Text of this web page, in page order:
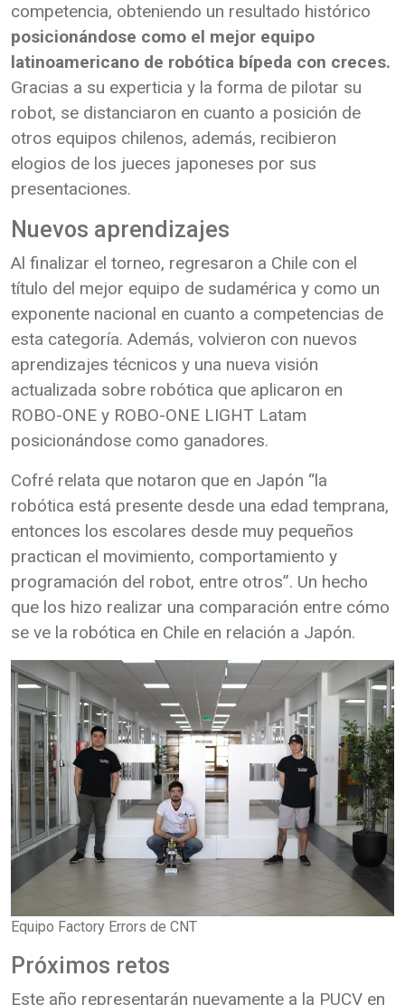
competencia, obteniendo un resultado histórico
posicionándose como el mejor equipo
latinoamericano de robótica bípeda con creces.
Gracias a su experticia y la forma de pilotar su
robot, se distanciaron en cuanto a posición de
otros equipos chilenos, además, recibieron
elogios de los jueces japoneses por sus
presentaciones.
Nuevos aprendizajes
Al finalizar el torneo, regresaron a Chile con el
título del mejor equipo de sudamérica y como un
exponente nacional en cuanto a competencias de
esta categoría. Además, volvieron con nuevos
aprendizajes técnicos y una nueva visión
actualizada sobre robótica que aplicaron en
ROBO-ONE y ROBO-ONE LIGHT Latam
posicionándose como ganadores.
Cofré relata que notaron que en Japón “la
robótica está presente desde una edad temprana,
entonces los escolares desde muy pequeños
practican el movimiento, comportamiento y
programación del robot, entre otros”. Un hecho
que los hizo realizar una comparación entre cómo
se ve la robótica en Chile en relación a Japón.
Equipo Factory Errors de CNT
Próximos retos
Este año representarán nuevamente a la PUCV en